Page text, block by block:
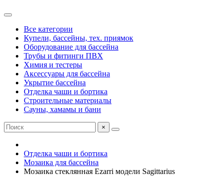
Все категории
Купели, бассейны, тех. приямок
Оборудование для бассейна
Трубы и фитинги ПВХ
Химия и тестеры
Аксессуары для бассейна
Укрытие бассейна
Отделка чаши и бортика
Строительные материалы
Сауны, хамамы и бани
×
Отделка чаши и бортика
Мозаика для бассейна
Мозаика стеклянная Ezarri модели Sagittarius